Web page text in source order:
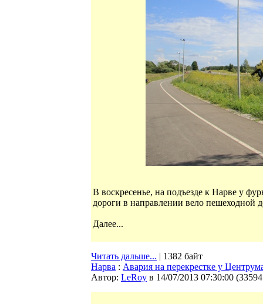
В воскресенье, на подъезде к Нарве у
дороги в направлении вело пешеходной
Далее...
Читать дальше... | 1382 байт
Нарва : Авария на перекрестке у
Автор: LeRoy в 14/07/2013 07:30:00 (